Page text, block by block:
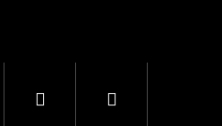
PřihlášeníNákupní